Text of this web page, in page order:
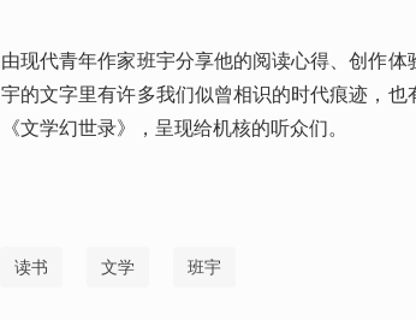
由现代青年作家班宇分享他的阅读心得、创作
宇的文字里有许多我们似曾相识的时代痕迹，
《文学幻世录》，呈现给机核的听众们。
读书 文学 班宇